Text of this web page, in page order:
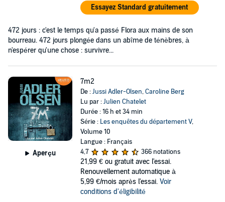
Essayez Standard gratuitement
472 jours : c'est le temps qu'a passé Flora aux mains de son
bourreau. 472 jours plongée dans un abîme de ténèbres, à
n'espérer qu'une chose : survivre...
Aperçu
7m2
De :Jussi Adler-Olsen,Caroline Berg
Lu par :Julien Chatelet
Durée : 16 h et 34 min
Série : Les enquêtes du département V,
Volume 10
Langue : Français
4,7
366 notations
21,99 € ou gratuit avec l'essai.
Renouvellement automatique à
5,99 €/mois après l'essai. Voir
conditions d'éligibilité